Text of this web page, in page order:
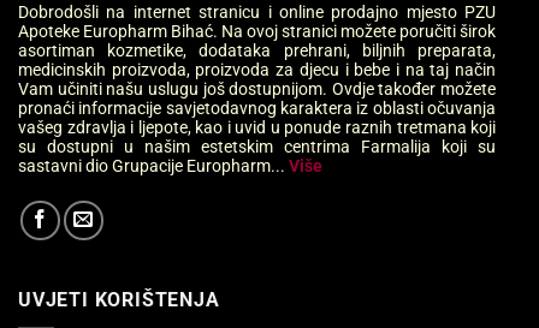
Dobrodošli na internet stranicu i online prodajno mjesto PZU
Apoteke Europharm Bihać. Na ovoj stranici možete poručiti širok
asortiman kozmetike, dodataka prehrani, biljnih preparata,
medicinskih proizvoda, proizvoda za djecu i bebe i na taj način
Vam učiniti našu uslugu još dostupnijom. Ovdje također možete
pronaći informacije savjetodavnog karaktera iz oblasti očuvanja
vašeg zdravlja i ljepote, kao i uvid u ponude raznih tretmana koji
su dostupni u našim estetskim centrima Farmalija koji su
sastavni dio Grupacije Europharm... Više
UVJETI KORIŠTENJA